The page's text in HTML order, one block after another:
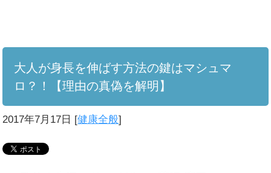
大人が身長を伸ばす方法の鍵はマシュマ
ロ？！【理由の真偽を解明】
2017年7月17日 [健康全般]